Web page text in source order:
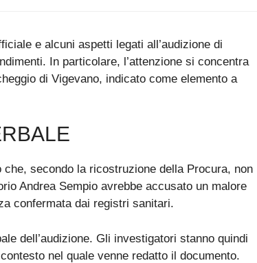
e alcuni aspetti legati all’audizione di
In particolare, l’attenzione si concentra
di Vigevano, indicato come elemento a
secondo la ricostruzione della Procura, non
Andrea Sempio avrebbe accusato un malore
confermata dai registri sanitari.
dell’audizione. Gli investigatori stanno quindi
nel quale venne redatto il documento.